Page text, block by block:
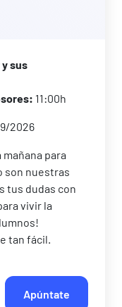
sus
11:00h
2026
mañana para
son nuestras
tus dudas con
vivir la
tan fácil.
Apúntate